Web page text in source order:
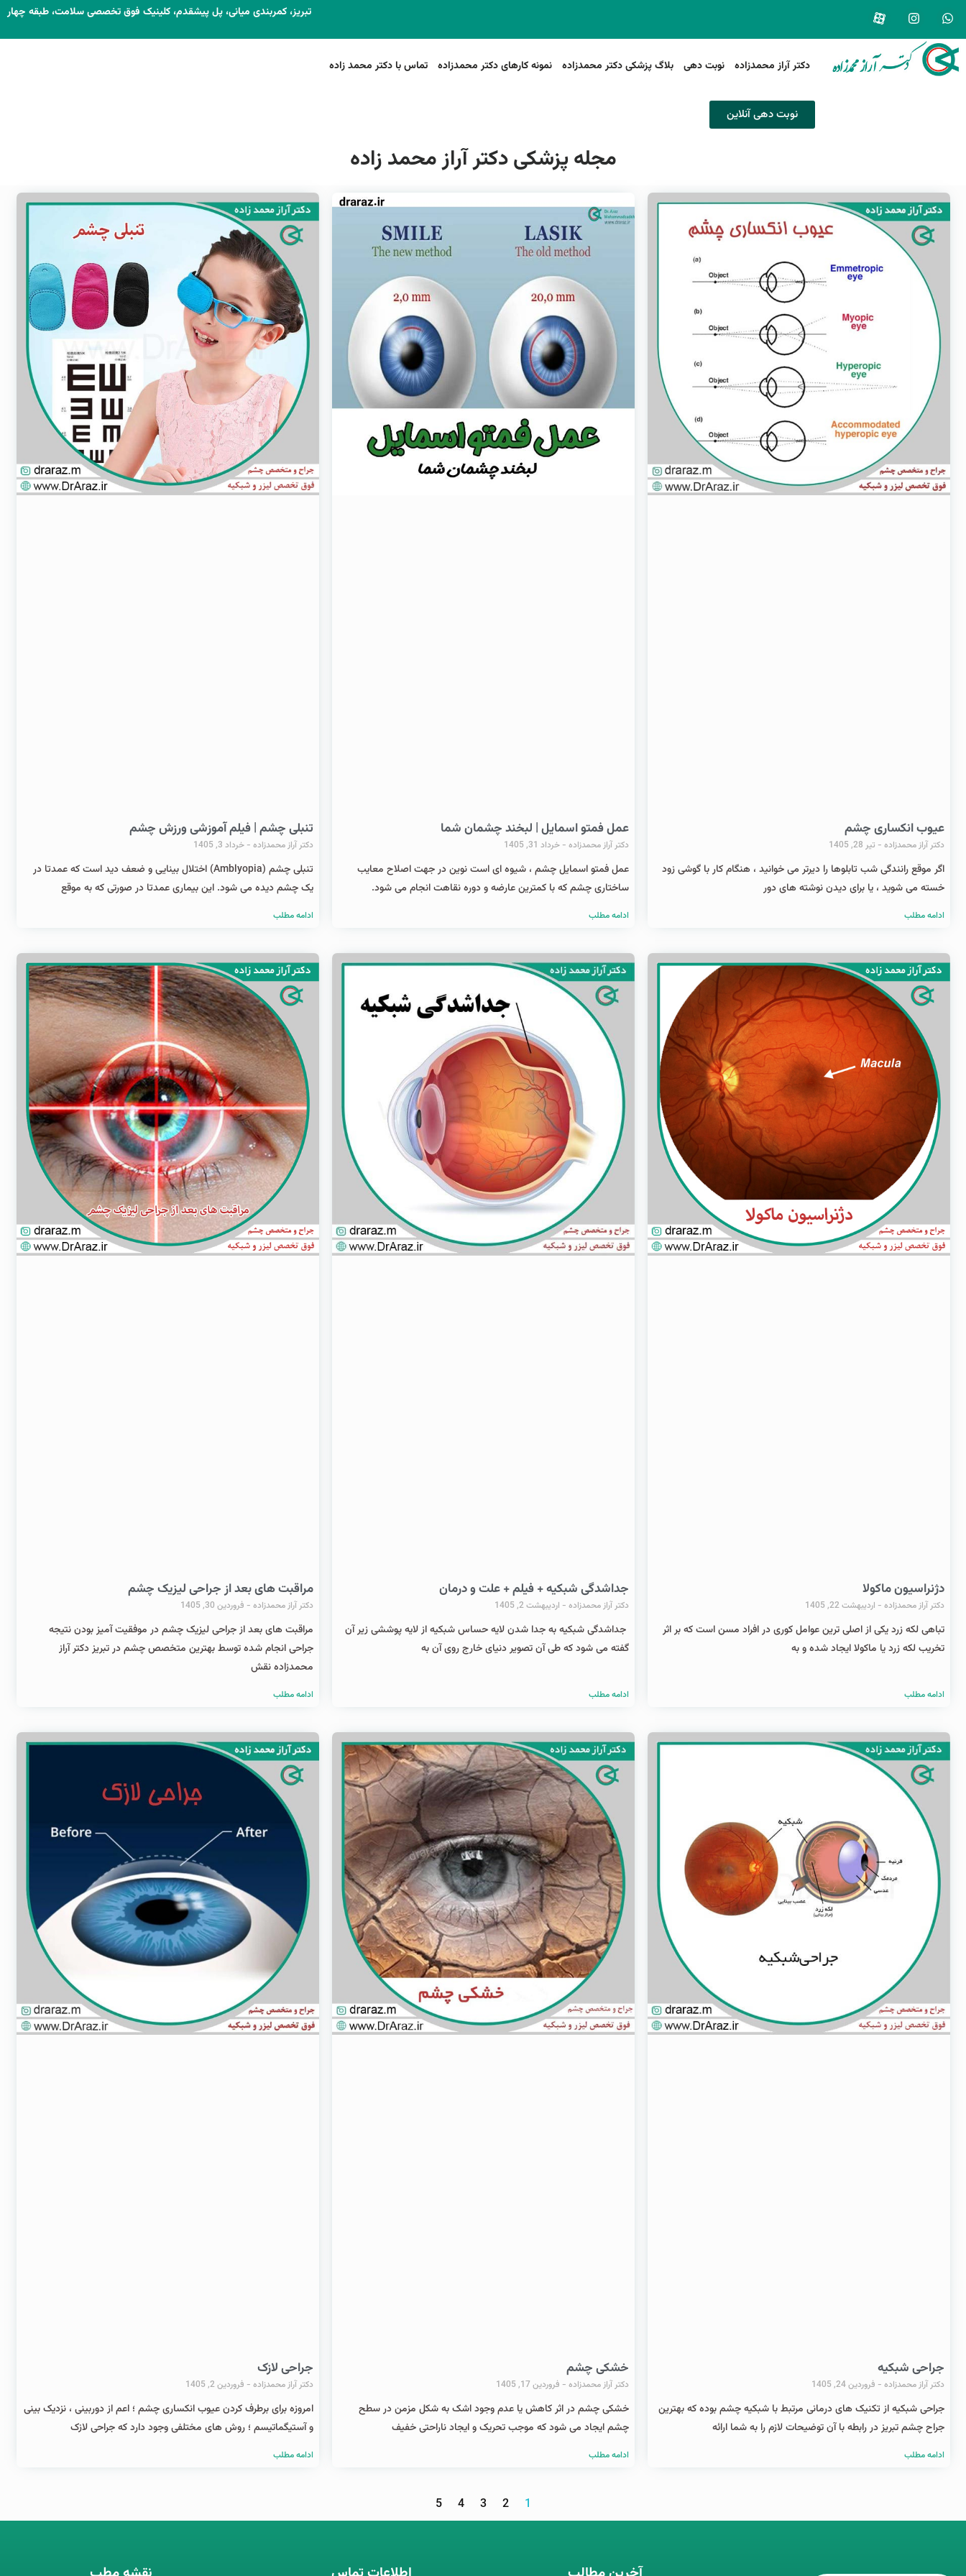
تبریز، کمربندی میانی، پل پیشقدم، کلینیک فوق تخصصی سلامت، طبقه چهار
دکتر آراز محمدزاده نوبت دهی بلاگ پزشکی دکتر محمدزاده نمونه کارهای دکتر محمدزاده تماس با دکتر محمد زاده
نوبت دهی آنلاین
مجله پزشکی دکتر آراز محمد زاده
عیوب انکساری چشم
دکتر آراز محمدزاده تیر 28, 1405
اگر موقع رانندگی شب تابلوها را دیرتر می خوانید ، هنگام کار با گوشی زود
خسته می شوید ، یا برای دیدن نوشته های دور
ادامه مطلب
عمل فمتو اسمایل | لبخند چشمان شما
دکتر آراز محمدزاده خرداد 31, 1405
عمل فمتو اسمایل چشم ، شیوه ای است نوین در جهت اصلاح معایب
ساختاری چشم که با کمترین عارضه و دوره نقاهت انجام می شود.
ادامه مطلب
تنبلی چشم | فیلم آموزشی ورزش چشم
دکتر آراز محمدزاده خرداد 3, 1405
تنبلی چشم (Amblyopia) اختلال بینایی و ضعف دید است که عمدتا در
یک چشم دیده می شود. این بیماری عمدتا در صورتی که به موقع
ادامه مطلب
دژنراسیون ماکولا
دکتر آراز محمدزاده اردیبهشت 22, 1405
تباهی لکه زرد یکی از اصلی ترین عوامل کوری در افراد مسن است که بر اثر
تخریب لکه زرد یا ماکولا ایجاد شده و به
ادامه مطلب
جداشدگی شبکیه + فیلم + علت و درمان
دکتر آراز محمدزاده اردیبهشت 2, 1405
جداشدگی شبکیه به جدا شدن لایه حساس شبکیه از لایه پوششی زیر آن
گفته می شود که طی آن تصویر دنیای خارج روی آن به
ادامه مطلب
مراقبت های بعد از جراحی لیزیک چشم
دکتر آراز محمدزاده فروردین 30, 1405
مراقبت های بعد از جراحی لیزیک چشم در موفقیت آمیز بودن نتیجه
جراحی انجام شده توسط بهترین متخصص چشم در تبریز دکتر آراز
محمدزاده نقش
ادامه مطلب
جراحی شبکیه
دکتر آراز محمدزاده فروردین 24, 1405
جراحی شبکیه از تکنیک های درمانی مرتبط با شبکیه چشم بوده که بهترین
جراح چشم تبریز در رابطه با آن توضیحات لازم را به شما ارائه
ادامه مطلب
خشکی چشم
دکتر آراز محمدزاده فروردین 17, 1405
خشکی چشم در اثر کاهش یا عدم وجود اشک به شکل مزمن در سطح
چشم ایجاد می شود که موجب تحریک و ایجاد ناراحتی خفیف
ادامه مطلب
جراحی لازک
دکتر آراز محمدزاده فروردین 2, 1405
امروزه برای برطرف کردن عیوب انکساری چشم ؛ اعم از دوربینی ، نزدیک بینی
و آستیگماتیسم ؛ روش های مختلفی وجود دارد که جراحی لازک
ادامه مطلب
1
2
3
4
5